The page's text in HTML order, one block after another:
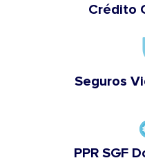
Crédito
Seguros
PPR SGF